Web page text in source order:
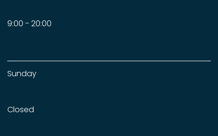
9:00 - 20:00
Sunday
Closed